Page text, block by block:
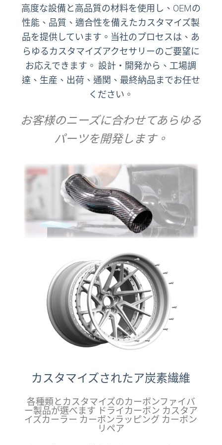
高度な設備と高品質の材料を使用し、OEMの
性能、品質、適合性を備えたカスタマイズ製
品を提供しています。当社のプロセスは、あ
らゆるカスタマイズアクセサリーのご要望に
お応えできます。 設計・開発から、工場調
達、生産、出荷、通関、最終納品までお任せ
ください。
お客様のニーズに合わせてあらゆる
パーツを開発します。
カスタマイズされたア炭素繊維
各種類とカスタマイズのカーボンファイバ
ー製品が選べます ドライカーボン カスタア
イズカーラー カーボンラッピング カーボン
リペア